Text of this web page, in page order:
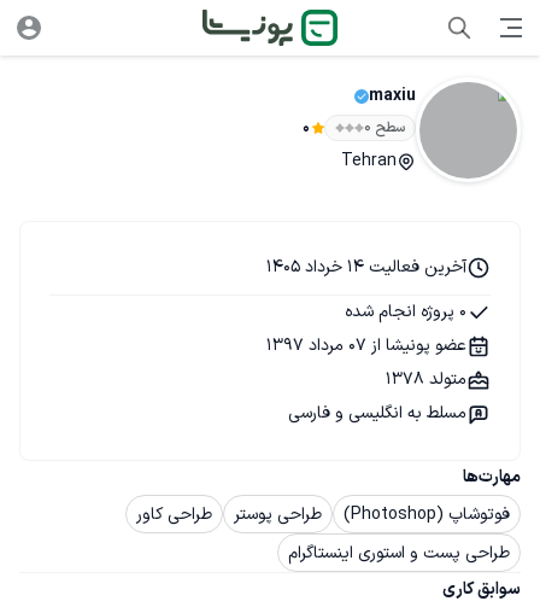
maxiu
سطح ۰ 0
Tehran
مهارت‌ها
فوتوشاپ (Photoshop)
طراحی پوستر
طراحی کاور
طراحی پست و استوری اینستاگرام
سوابق کاری
آخرین فعالیت 14 خرداد 1405
0 پروژه انجام شده
عضو پونیشا از 07 مرداد 1397
متولد 1378
مسلط به انگلیسی و فارسی